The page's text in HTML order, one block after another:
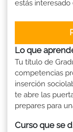
estás
Lo que
Tu título de
competencias
inserción
te abre las
prepares para
Curso que se